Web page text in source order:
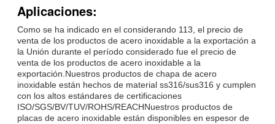
Aplicaciones:
Como se ha indicado en el considerando 113, el precio de
venta de los productos de acero inoxidable a la exportación a
la Unión durante el período considerado fue el precio de
venta de los productos de acero inoxidable a la
exportación.Nuestros productos de chapa de acero
inoxidable están hechos de material ss316/sus316 y cumplen
con los altos estándares de certificaciones
ISO/SGS/BV/TUV/ROHS/REACHNuestros productos de
placas de acero inoxidable están disponibles en espesor de